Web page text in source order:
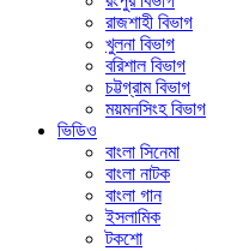
রাজশাহী বিভাগ
খুলনা বিভাগ
বরিশাল বিভাগ
চট্টগ্রাম বিভাগ
ময়মনসিংহ বিভাগ
ভিডিও
বাংলা সিনেমা
বাংলা নাটক
বাংলা গান
ইসলামিক
টকশো